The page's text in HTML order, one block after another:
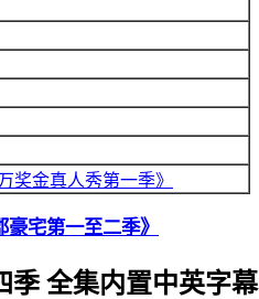
奖金真人秀第一季》
豪宅第一至二季》
季 全集内置中英字幕